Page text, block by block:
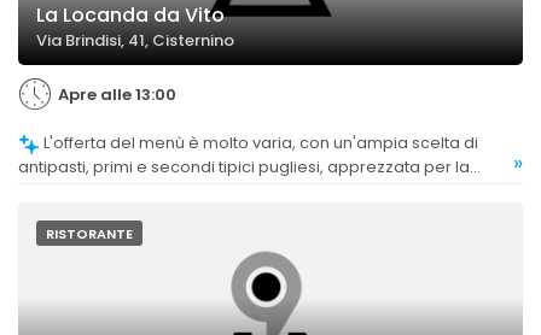
La Locanda da Vito
Via Brindisi, 41, Cisternino
Apre alle 13:00
antipasti, primi e secondi tipici pugliesi, apprezzata per la
»
RISTORANTE